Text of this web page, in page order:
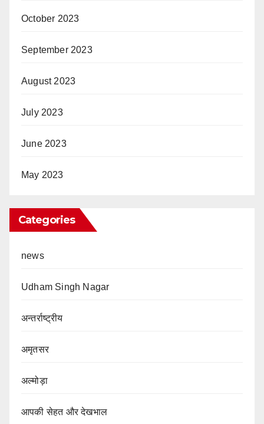
October 2023
September 2023
August 2023
July 2023
June 2023
May 2023
Categories
news
Udham Singh Nagar
अन्तर्राष्ट्रीय
अमृतसर
अल्मोड़ा
आपकी सेहत और देखभाल